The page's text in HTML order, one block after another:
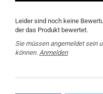
Leider sind noch keine
der das Produkt bewertet.
Sie müssen angemeldet sein
können. Anmelden